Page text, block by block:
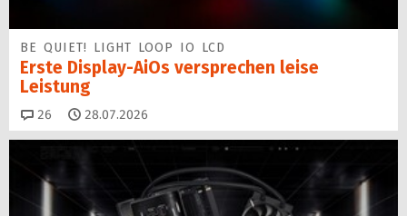
BE QUIET! LIGHT LOOP IO LCD
Erste Display-AiOs versprechen leise
Leistung
26 Kommentare
28.07.2026